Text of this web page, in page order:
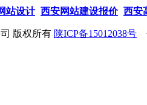
站设计 西安网站建设报价 西安
版权所有 陕ICP备15012038号